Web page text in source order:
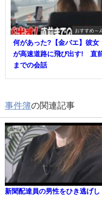
おすすめ～ん
何があった?【金バエ】彼女
が高速道路に飛び出す! 直
までの会話
事件簿の関連記事
新聞配達員の男性をひき逃げし